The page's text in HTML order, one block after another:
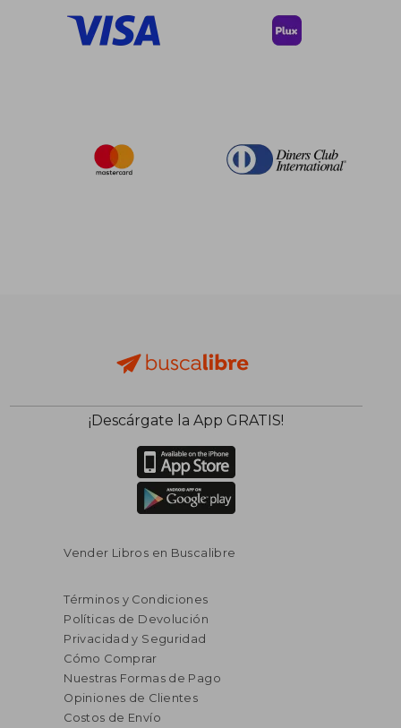
¡Descárgate la App GRATIS!
Vender Libros en Buscalibre
Términos y Condiciones
Políticas de Devolución
Privacidad y Seguridad
Cómo Comprar
Nuestras Formas de Pago
Opiniones de Clientes
Costos de Envío